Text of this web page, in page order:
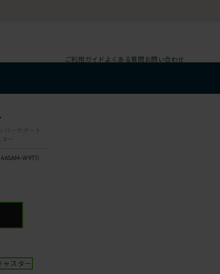
ご利用ガイド よくある質問お問い合わせ
バーサポート
ー
W9T1）
ャスター